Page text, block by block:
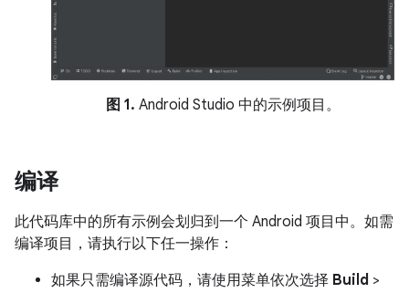
图 1. Android Studio 中的示例项目。
编译
此代码库中的所有示例会划归到一个 Android 项目中。如需
编译项目，请执行以下任一操作：
如果只需编译源代码，请使用菜单依次选择 Build >